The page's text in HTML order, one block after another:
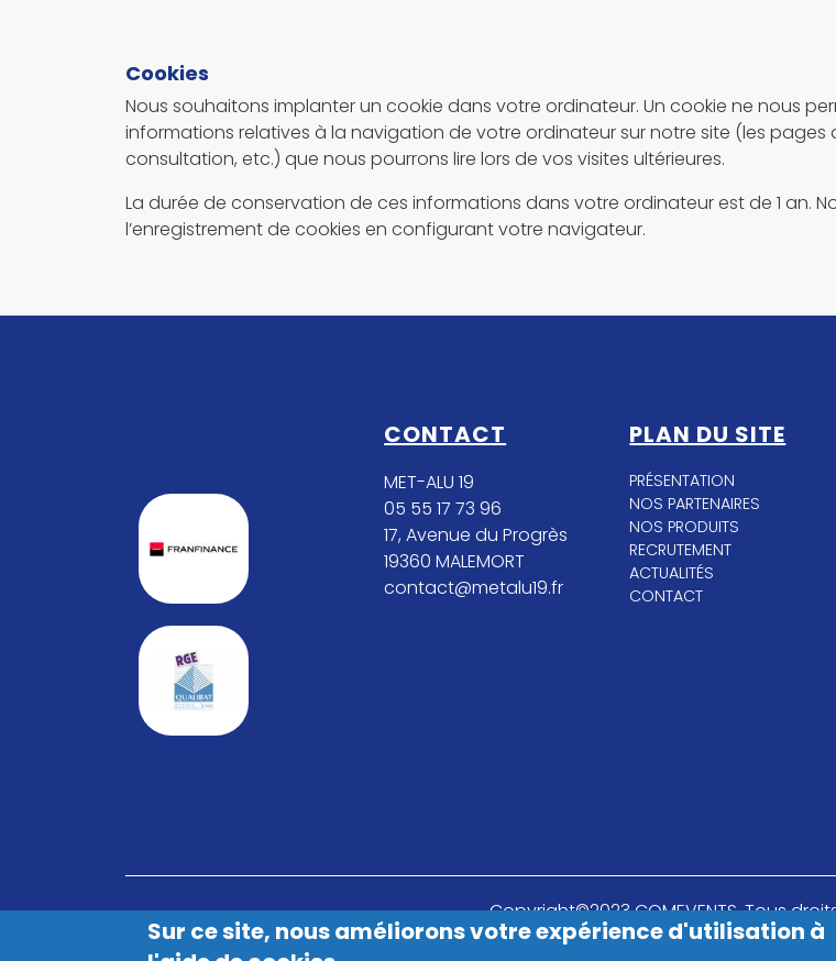
Cookies
Nous souhaitons implanter un cookie dans votre ordinateur. Un cookie ne nous
informations relatives à la navigation de votre ordinateur sur notre site (les pages
consultation, etc.) que nous pourrons lire lors de vos visites ultérieures.
La durée de conservation de ces informations dans votre ordinateur est de 1 an.
l’enregistrement de cookies en configurant votre navigateur.
CONTACT
MET-ALU 19
05 55 17 73 96
17, Avenue du Progrès
19360 MALEMORT
contact@metalu19.fr
PLAN DU SITE
PRÉSENTATION
NOS PARTENAIRES
NOS PRODUITS
RECRUTEMENT
ACTUALITÉS
CONTACT
Copyright©2023 COMEVENTS. Tous
Sur ce site, nous améliorons votre expérience d'utilisation à